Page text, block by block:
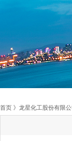
首页 》 龙星化工股份有限公